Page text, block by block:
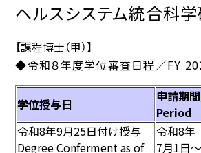
ヘルスシステム統合科
【課程博士（甲）】
◆令和８年度学位審査日程／FY
学位授与日 申請期間
Period
令和8年9月25日付け授与
Degree Conferment as of
令和8年
7月1日